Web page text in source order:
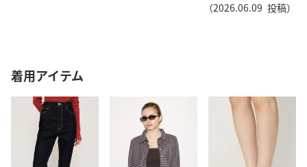
（2026.06.09 投稿）
着用アイテム